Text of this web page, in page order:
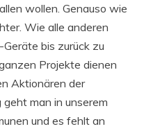
wollen. Genauso wie
Wie alle anderen
bis zurück zu
Projekte dienen
Aktionären der
man in unserem
und es fehlt an